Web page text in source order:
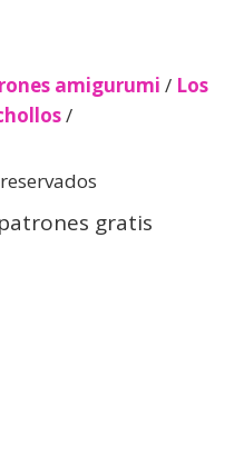
amigurumi / Los
/
gratis